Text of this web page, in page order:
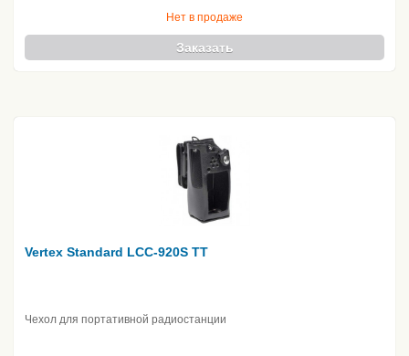
Нет в продаже
Заказать
Vertex Standard LCC-920S TT
Чехол для портативной радиостанции